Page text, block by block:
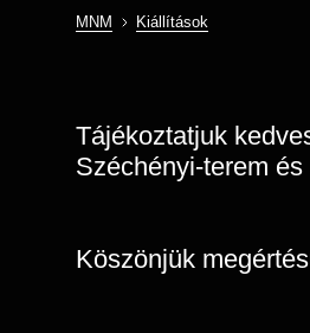
MNM Kiállítások
Tájékoztatjuk
Széchényi-terem
Köszönjük